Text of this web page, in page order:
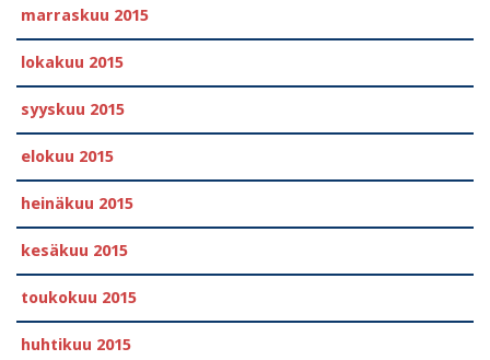
marraskuu 2015
lokakuu 2015
syyskuu 2015
elokuu 2015
heinäkuu 2015
kesäkuu 2015
toukokuu 2015
huhtikuu 2015